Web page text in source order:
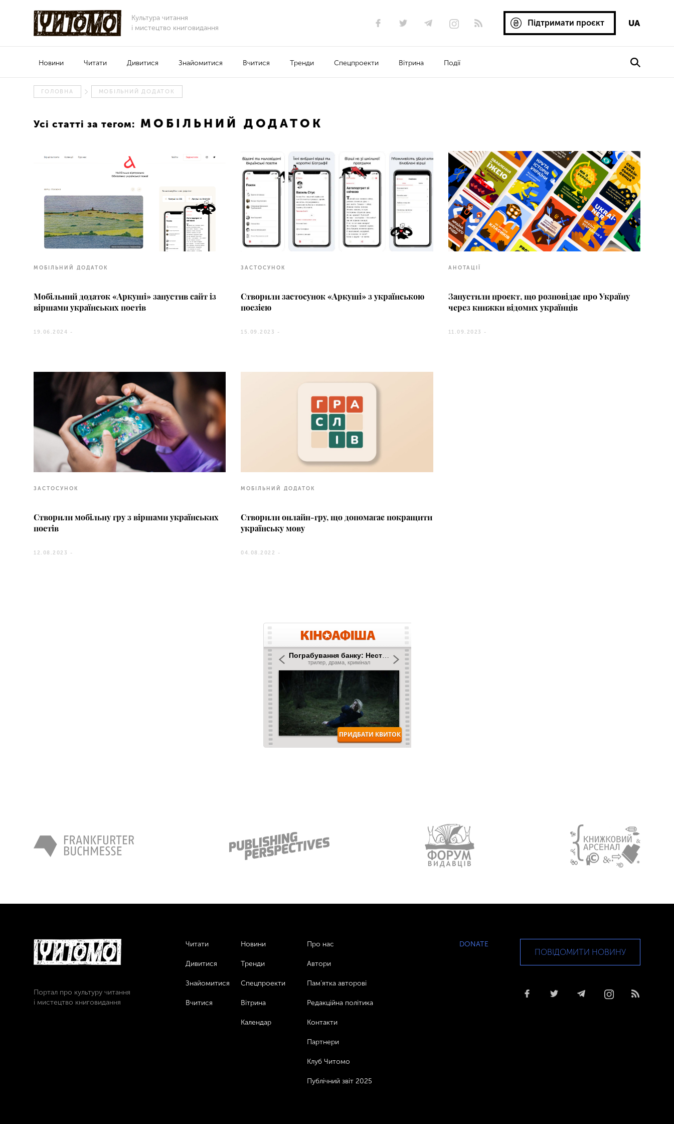
Культура читання
і мистецтво книговидання
UA
Підтримати проєкт
Новини Читати Дивитися Знайомитися Вчитися Тренди Спецпроекти Вітрина Події
ГОЛОВНА МОБІЛЬНИЙ ДОДАТОК
Усі статті за тегом: МОБІЛЬНИЙ ДОДАТОК
МОБІЛЬНИЙ ДОДАТОК
Мобільний додаток «Аркуші» запустив сайт із
віршами українських поетів
19.06.2024 -
ЗАСТОСУНОК
Створили застосунок «Аркуші» з українською
поезією
15.09.2023 -
АНОТАЦІЇ
Запустили проєкт, що розповідає про Україну
через книжки відомих українців
11.09.2023 -
ЗАСТОСУНОК
Створили мобільну гру з віршами українських
поетів
12.08.2023 -
МОБІЛЬНИЙ ДОДАТОК
Створили онлайн-гру, що допомагає покращити
українську мову
04.08.2022 -
Портал про культуру читання
і мистецтво книговидання
Читати
Дивитися
Знайомитися
Вчитися
Новини
Тренди
Спецпроекти
Вітрина
Календар
Про нас
Автори
Пам’ятка авторові
Редакційна політика
Контакти
Партнери
Клуб Читомо
Публічний звіт 2025
DONATE
ПОВІДОМИТИ НОВИНУ